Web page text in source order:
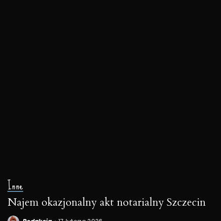
Inne
Najem okazjonalny akt notarialny Szczecin